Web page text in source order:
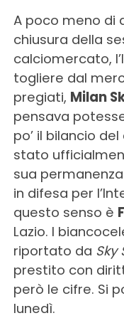
A poco meno di
chiusura della
calciomercato,
togliere dal
pregiati, Milan
pensava
po’ il bilancio
stato
sua
in difesa per
questo senso è
Lazio. I
riportato da Sky
prestito con
però le cifre. Si
lunedì.